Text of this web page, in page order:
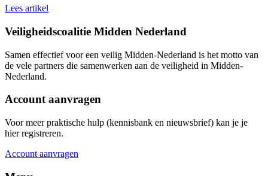
Lees artikel
Veiligheidscoalitie Midden Nederland
Samen effectief voor een veilig Midden-Nederland is het motto van
de vele partners die samenwerken aan de veiligheid in Midden-
Nederland.
Account aanvragen
Voor meer praktische hulp (kennisbank en nieuwsbrief) kan je je
hier registreren.
Account aanvragen